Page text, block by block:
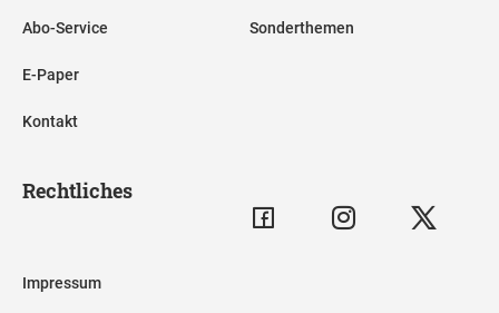
Abo-Service
E-Paper
Kontakt
Sonderthemen
Rechtliches
Impressum